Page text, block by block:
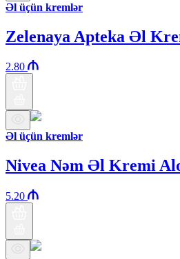
Əl üçün kremlər
Zelenaya Apteka Əl
2.80
Əl üçün kremlər
Nivea Nəm Əl Kremi
5.20